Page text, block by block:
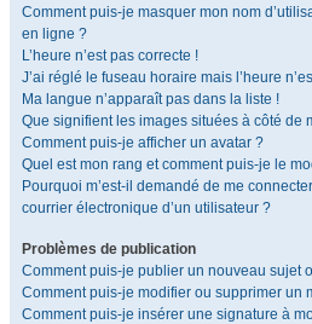
Comment puis-je masquer mon nom
en ligne ?
L’heure n’est pas correcte !
J’ai réglé le fuseau horaire mais l’heure
Ma langue n’apparaît pas dans la liste !
Que signifient les images situées à côté de
Comment puis-je afficher un avatar ?
Quel est mon rang et comment puis-je le
Pourquoi m’est-il demandé de me
courrier électronique d’un utilisateur ?
Problèmes de publication
Comment puis-je publier un nouveau sujet
Comment puis-je modifier ou supprimer un
Comment puis-je insérer une signature à